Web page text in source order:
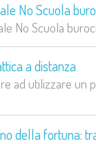
No Scuola
No Scuola
a distanza
ad utilizzare un
della fortuna: